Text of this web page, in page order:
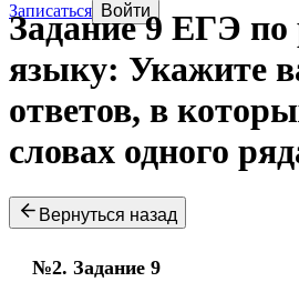
Записаться Войти
Задание 9 ЕГЭ по
языку: Укажите
ответов, в
словах одного
Вернуться назад
№2. Задание 9